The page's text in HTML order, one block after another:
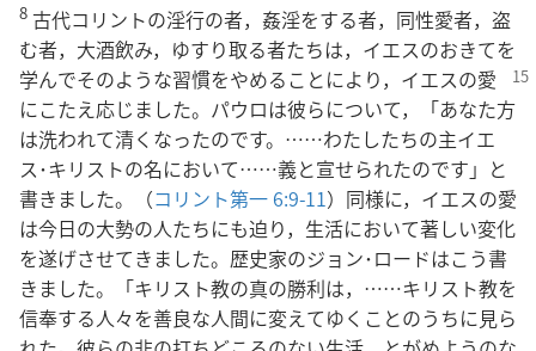
8 古代コリントの淫行の者，姦淫をする者，同性愛者，盗
む者，大酒飲み，ゆすり取る者たちは，イエスのおきてを
学んでそのような習慣をやめることにより， イエスの愛
にこたえ応じました。パウロは彼らについて，「あなた方
は洗われて清くなったのです。……わたしたちの主イエ
ス･キリストの名において……義と宣せられたのです」と
書きました。（コリント第一 6:9-11）同様に，イエスの愛
は今日の大勢の人たちにも迫り，生活において著しい変化
を遂げさせてきました。歴史家のジョン･ロードはこう書
きました。「キリスト教の真の勝利は，……キリスト教を
信奉する人々を善良な人間に変えてゆくことのうちに見ら